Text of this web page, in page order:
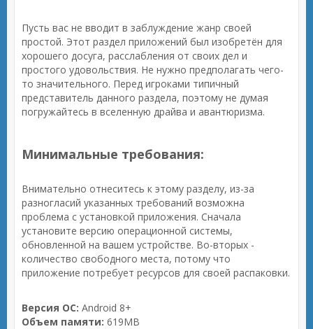
Пусть вас не вводит в заблуждение жанр своей
простой. Этот раздел приложений был изобретён для
хорошего досуга, расслабления от своих дел и
простого удовольствия. Не нужно предполагать чего-
то значительного. Перед игроками типичный
представитель данного раздела, поэтому не думая
погружайтесь в вселенную драйва и авантюризма.
Минимальные требования:
Внимательно отнеситесь к этому разделу, из-за
разногласий указанных требований возможна
проблема с установкой приложения. Сначала
установите версию операционной системы,
обновленной на вашем устройстве. Во-вторых -
количество свободного места, потому что
приложение потребует ресурсов для своей распаковки.
Версия ОС: Android 8+
Объем памяти: 619MB